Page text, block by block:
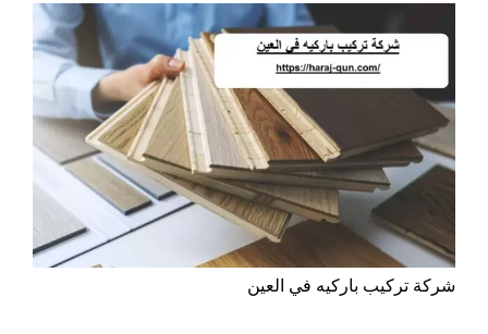
شركة تركيب باركيه في العين